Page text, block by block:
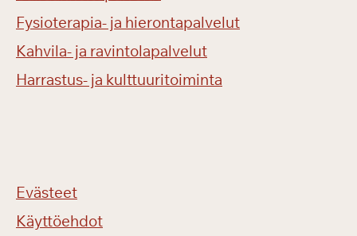
Fysioterapia- ja hierontapalvelut
Kahvila- ja ravintolapalvelut
Harrastus- ja kulttuuritoiminta
Evästeet
Käyttöehdot